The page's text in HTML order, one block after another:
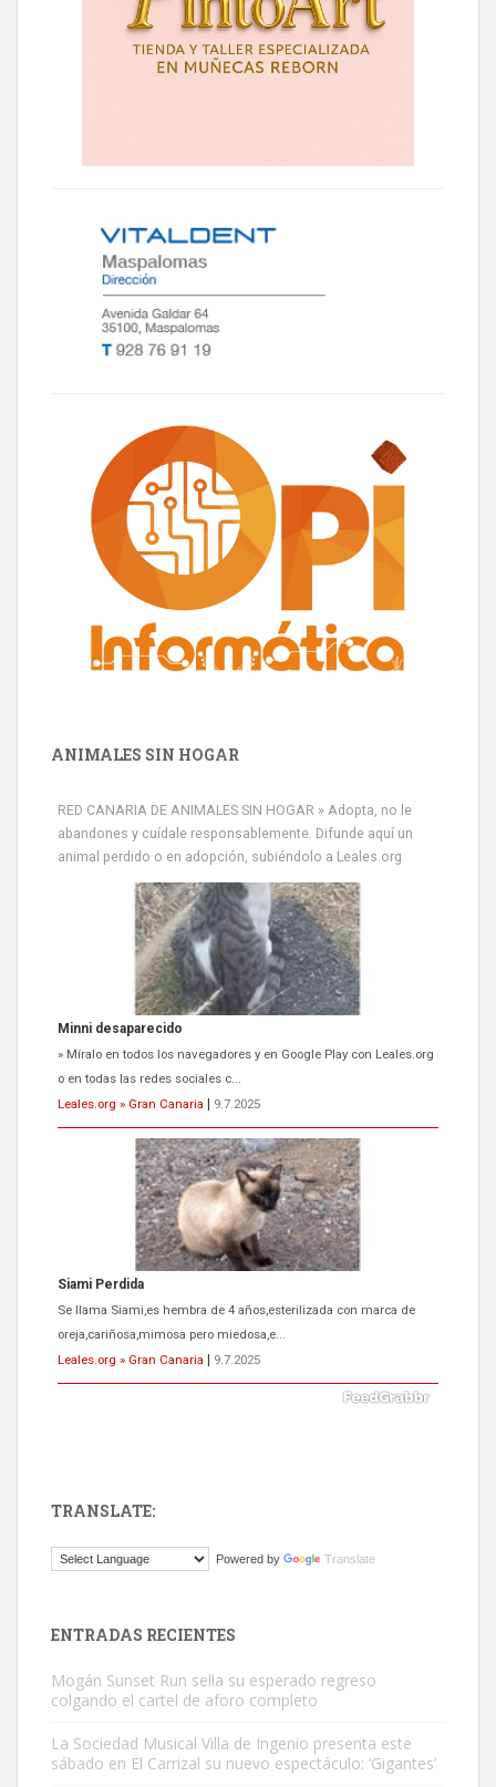
ANIMALES SIN HOGAR
RED CANARIA DE ANIMALES SIN HOGAR » Adopta, no le
abandones y cuídale responsablemente. Difunde aquí un
animal perdido o en adopción, subiéndolo a Leales.org
Siami Perdida
Se llama Siami,es hembra de 4 años,esterilizada con marca de
oreja,cariñosa,mimosa pero miedosa,e...
Leales.org » Gran Canaria
9.7.2025
ADOPCIÓN URGENTE GATA TEROR GRAN CANARIA
El ayuntamiento se va a llevar a Los Gatos callejeros de la zona los
próximos días, ella incluida...
Leales.org » Gran Canaria
9.7.2025
Este gato macho ha aparecido en la calle hace menos de un mes,
TRANSLATE:
Powered by Translate
ENTRADAS RECIENTES
Mogán Sunset Run sella su esperado regreso
colgando el cartel de aforo completo
La Sociedad Musical Villa de Ingenio presenta este
sábado en El Carrizal su nuevo espectáculo: ‘Gigantes’